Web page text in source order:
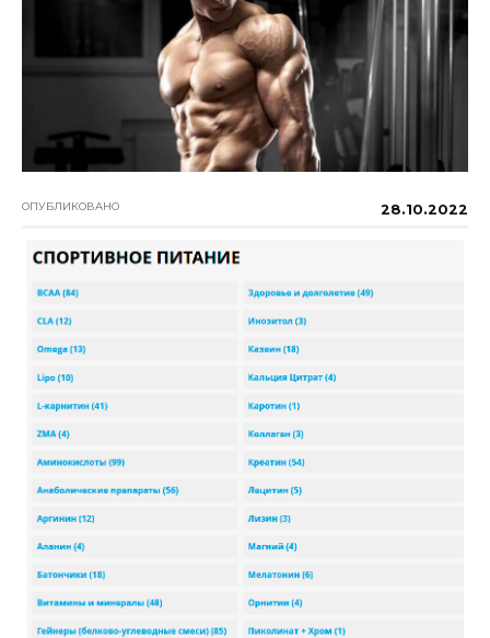
ОПУБЛИКОВАНО 28.10.2022